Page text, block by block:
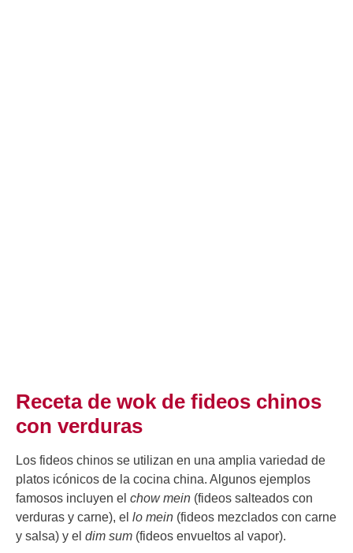
Receta de wok de fideos chinos
con verduras
Los fideos chinos se utilizan en una amplia variedad de
platos icónicos de la cocina china. Algunos ejemplos
famosos incluyen el chow mein (fideos salteados con
verduras y carne), el lo mein (fideos mezclados con carne
y salsa) y el dim sum (fideos envueltos al vapor).